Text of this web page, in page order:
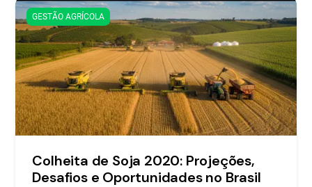
GESTÃO AGRÍCOLA
Colheita de Soja 2020: Projeções,
Desafios e Oportunidades no Brasil